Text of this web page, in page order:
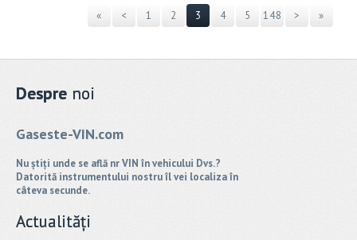
« < 1 2 3 4 5 148 > »
Despre noi
Gaseste-VIN.com
Nu știți unde se află nr VIN în vehicului Dvs.?
Datorită instrumentului nostru îl vei localiza în
câteva secunde.
Actualități